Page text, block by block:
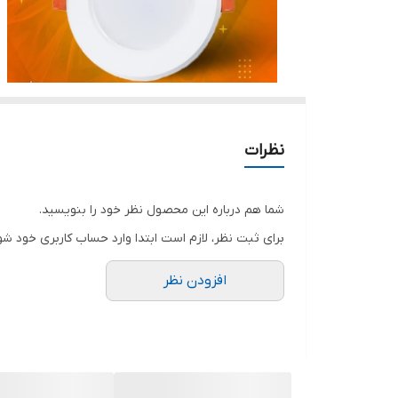
نظرات
شما هم درباره این محصول نظر خود را بنویسید.
برای ثبت نظر، لازم است ابتدا وارد حساب کاربری خود
افزودن نظر